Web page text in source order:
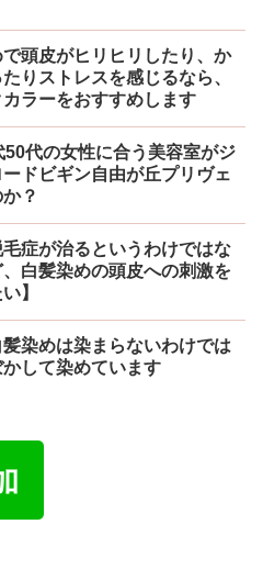
頭皮がヒリヒリしたり、か
りストレスを感じるなら、
ラーをおすすめします
50代の女性に合う美容室がジ
ードビギン自由が丘プリヴェ
？
毛症が治るというわけではな
白髪染めの頭皮への刺激を
】
染めは染まらないわけでは
して染めています